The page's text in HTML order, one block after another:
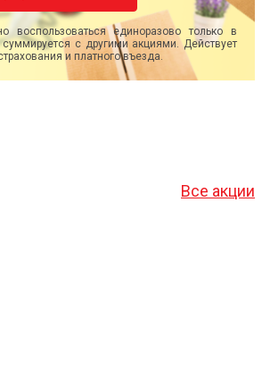
единоразово только в
с другими акциями. Действует
и платного въезда.
Все акции